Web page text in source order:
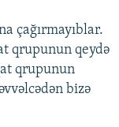
çağırmayıblar.
qrupunun qeydə
qrupunun
bizə